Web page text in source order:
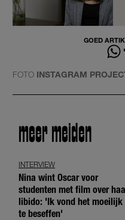
GOED
FOTO INSTAGRAM
meer meiden
INTERVIEW
Nina wint Oscar voor
studenten met film over
libido: 'Ik vond het moeilijk
te beseffen'